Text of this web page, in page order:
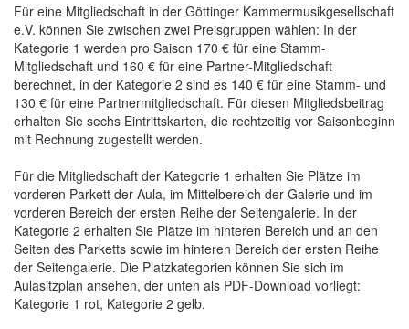
Für eine Mitgliedschaft in der Göttinger Kammermusikgesellschaft
e.V. können Sie zwischen zwei Preisgruppen wählen: In der
Kategorie 1 werden pro Saison 170 € für eine Stamm-
Mitgliedschaft und 160 € für eine Partner-Mitgliedschaft
berechnet, in der Kategorie 2 sind es 140 € für eine Stamm- und
130 € für eine Partnermitgliedschaft. Für diesen Mitgliedsbeitrag
erhalten Sie sechs Eintrittskarten, die rechtzeitig vor Saisonbeginn
mit Rechnung zugestellt werden.
Für die Mitgliedschaft der Kategorie 1 erhalten Sie Plätze im
vorderen Parkett der Aula, im Mittelbereich der Galerie und im
vorderen Bereich der ersten Reihe der Seitengalerie. In der
Kategorie 2 erhalten Sie Plätze im hinteren Bereich und an den
Seiten des Parketts sowie im hinteren Bereich der ersten Reihe
der Seitengalerie. Die Platzkategorien können Sie sich im
Aulasitzplan ansehen, der unten als PDF-Download vorliegt:
Kategorie 1 rot, Kategorie 2 gelb.